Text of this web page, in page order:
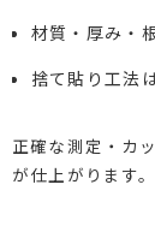
材質・厚み・
捨て貼り工法
正確な測定・カ
が仕上がります。